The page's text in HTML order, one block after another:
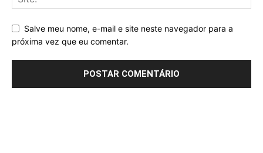
Salve meu nome, e-mail e site neste navegador para a
próxima vez que eu comentar.